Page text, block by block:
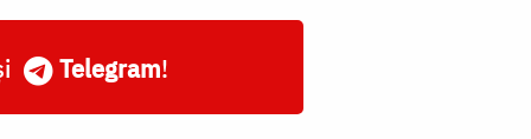
Telegram!